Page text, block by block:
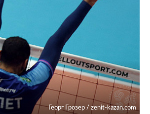
Георг Грозер / zenit-kazan.com